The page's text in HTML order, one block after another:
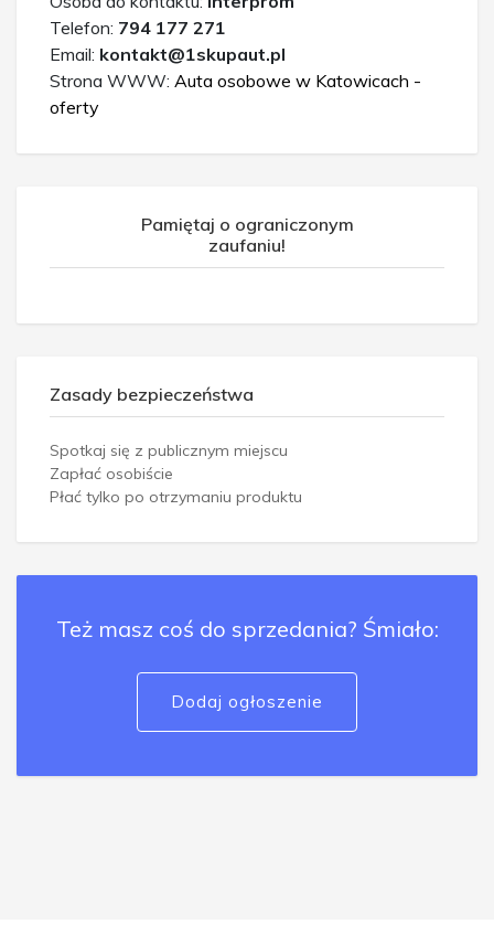
Telefon: 794 177 271
Email: kontakt@1skupaut.pl
Strona WWW: Auta osobowe w Katowicach -
oferty
Pamiętaj o ograniczonym
zaufaniu!
Zasady bezpieczeństwa
Spotkaj się z publicznym miejscu
Zapłać osobiście
Płać tylko po otrzymaniu produktu
Też masz coś do sprzedania? Śmiało:
Dodaj ogłoszenie